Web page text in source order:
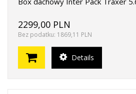
2299,00 PLN
Bez podatku: 1869,11 PLN
Details